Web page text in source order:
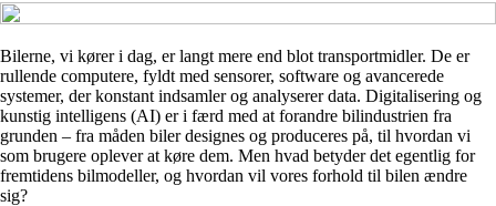
Bilerne, vi kører i dag, er langt mere end blot transportmidler. De er
rullende computere, fyldt med sensorer, software og avancerede
systemer, der konstant indsamler og analyserer data. Digitalisering og
kunstig intelligens (AI) er i færd med at forandre bilindustrien fra
grunden – fra måden biler designes og produceres på, til hvordan vi
som brugere oplever at køre dem. Men hvad betyder det egentlig for
fremtidens bilmodeller, og hvordan vil vores forhold til bilen ændre
sig?